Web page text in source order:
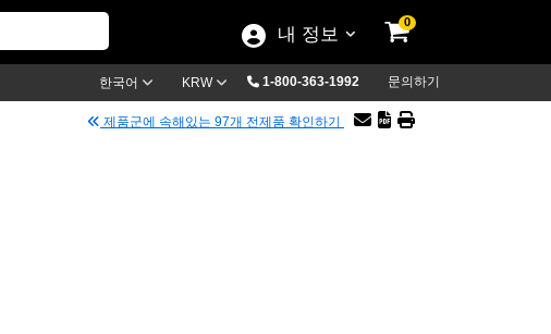
내 정보
0
한국어 KRW 1-800-363-1992 문의하기
제품군에 속해있는 97개 전제품 확인하기